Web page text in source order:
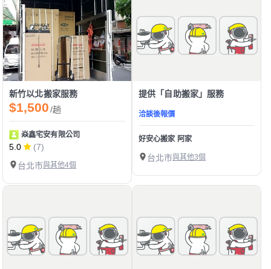
新竹以北搬家服務
$1,500/趟
焱鑫宅安有限公司
5.0
(7)
台北市與其他4個
提供「自助搬家」服務
洽談後報價
好安心搬家 阿家
台北市與其他3個